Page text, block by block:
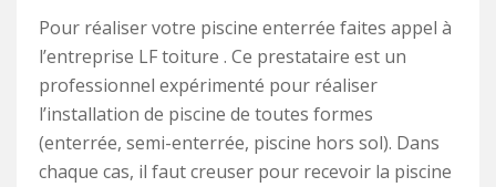
Pour réaliser votre piscine enterrée faites appel à
l’entreprise LF toiture . Ce prestataire est un
professionnel expérimenté pour réaliser
l’installation de piscine de toutes formes
(enterrée, semi-enterrée, piscine hors sol). Dans
chaque cas, il faut creuser pour recevoir la piscine